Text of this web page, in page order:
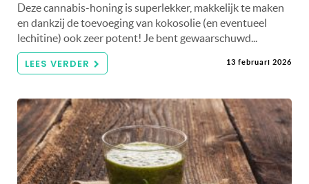
Deze cannabis-honing is superlekker, makkelijk te maken
en dankzij de toevoeging van kokosolie (en eventueel
lechitine) ook zeer potent! Je bent gewaarschuwd...
LEES VERDER 13 februari 2026